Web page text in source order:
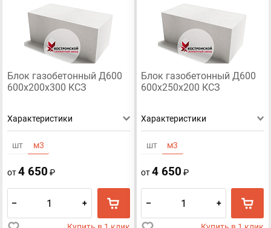
Блок газобетонный Д600
600х200х300 КСЗ
Характеристики
шт м3
от4 650 ₽
– +
Блок газобетонный Д600
600х250х200 КСЗ
Характеристики
шт м3
от4 650 ₽
– +